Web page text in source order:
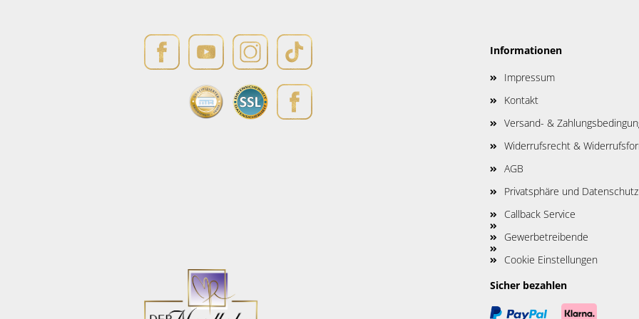
Informationen
Impressum
Kontakt
Versand- &
Widerrufsrecht &
AGB
Privatsphäre und Datenschutz
Callback Service
Gewerbetreibende
Cookie Einstellungen
Sicher bezahlen